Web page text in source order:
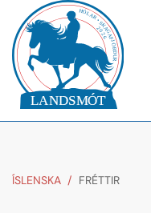
ÍSLENSKA / FRÉTTIR